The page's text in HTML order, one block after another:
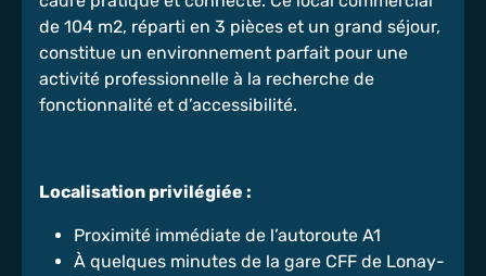
de 104 m2, réparti en 3 pièces et un grand séjour,
constitue un environnement parfait pour une
activité professionnelle à la recherche de
fonctionnalité et d’accessibilité.
Localisation privilégiée :
Proximité immédiate de l’autoroute A1
À quelques minutes de la gare CFF de Lonay-